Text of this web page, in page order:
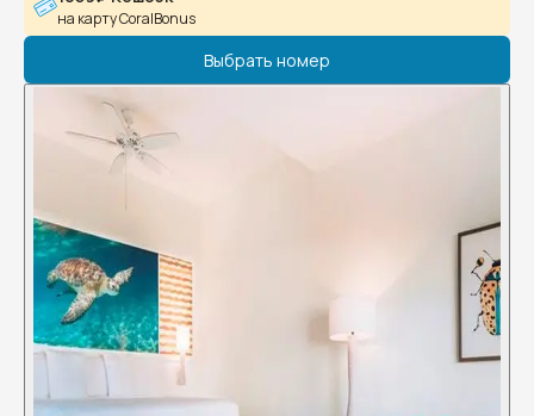
на карту CoralBonus
Выбрать номер